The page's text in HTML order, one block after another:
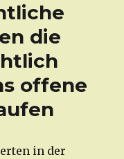
die
offene
in der